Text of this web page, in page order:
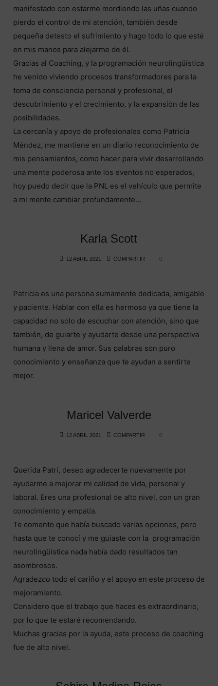
manifestado con estarme mordiendo las uñas cuando
pierdo el control de mi atención, también desde
pequeña detesto el sufrimiento y hago todo lo que esté
en mis manos para alejarme de él.
Gracias al Coaching, y la programación neurolingüística
he venido viviendo procesos transformadores para la
toma de consciencia personal y profesional, el
descubrimiento y el crecimiento, y la expansión de las
posibilidades.
La cercanía y apoyo de profesionales como Patricia
Méndez, me mantiene en un diario reconocimiento de
mis pensamientos, como hacer para vivir desarrollando
una mente poderosa ante los eventos no esperados,
hoy puedo decir que la PNL es el vehículo que permite
a mi mente cambiar profundamente…
Karla Scott
12 ABRIL 2021 COMPARTIR 0
Patricia es una persona sumamente dedicada, amigable
y paciente. Hablar con ella es hermoso ya que tiene la
capacidad no solo de escuchar con atención, sino que
también, de guiarte y ayudarte desde una perspectiva
humana y llena de amor. Sus palabras son puro
conocimiento y enseñanza que te ayudan a sentirte
mejor.
Maricel Valverde
12 ABRIL 2021 COMPARTIR 0
Querida Patri, deseo agradecerte nuevamente por
ayudarme a mejorar mi calidad de vida, personal y
laboral. Eres una profesional de alto nivel, con un gran
conocimiento y empatía.
Te comento que había buscado varias opciones, pero
hasta que te conocí y me guiaste con la programación
neurolingüística nada había dado resultados tan
asombrosos.
Agradezco todo el cariño y el apoyo en este proceso de
mejoramiento.
Considero que el trabajo que haces es extraordinario,
por lo que te estaré recomendando.
Muchas gracias por la ayuda, este proceso de coaching
fue de alto nivel.